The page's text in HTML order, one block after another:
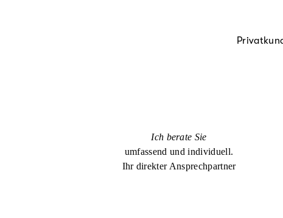
Ich berate Sie
umfassend und individuell.
Ihr direkter Ansprechpartner